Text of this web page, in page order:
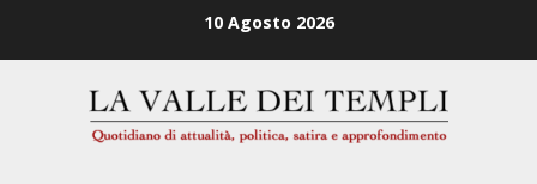
10 Agosto 2026